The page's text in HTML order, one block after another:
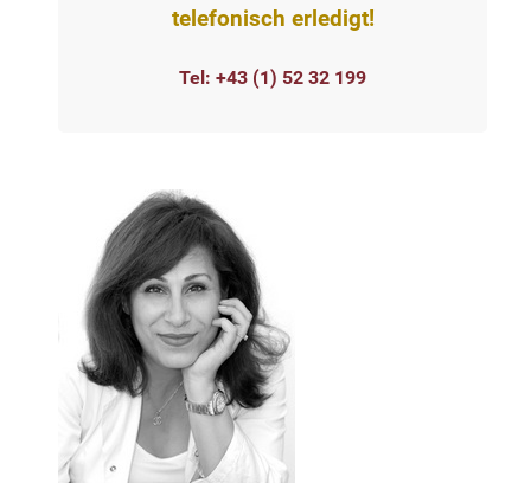
telefonisch erledigt!
Tel: +43 (1) 52 32 199